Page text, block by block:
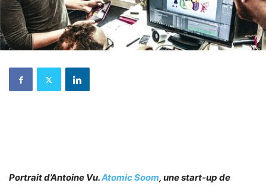
Portrait d’Antoine Vu.Atomic Soom, une start-up de